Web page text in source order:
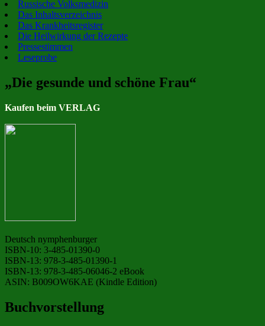
Russische Volksmedizin
Das Inhaltsverzeichnis
Das Krankheitsregister
Die Heilwirkung der Rezepte
Pressestimmen
Leseprobe
„Die gesunde und schöne Frau“
Kaufen beim VERLAG
Deutsch nymphenburger
ISBN-10: 3-485-01390-0
ISBN-13: 978-3-485-01390-1
ISBN-13: 978-3-485-06046-2 eBook
ASIN: B009OW6KAE (Kindle Edition)
Buchvorstellung